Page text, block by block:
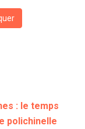
: le temps
polichinelle